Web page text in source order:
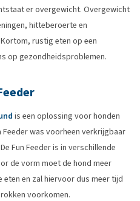
er overgewicht. Overgewicht
hitteberoerte en
rustig eten op een
op gezondheidsproblemen.
is een oplossing voor honden
Feeder was voorheen verkrijgbaar
Fun Feeder is in verschillende
de vorm moet de hond meer
en zal hiervoor dus meer tijd
voorkomen.